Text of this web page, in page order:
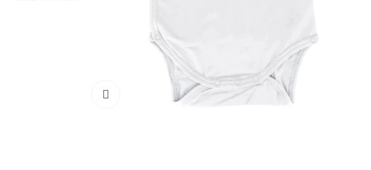
Clicca per ingrandire